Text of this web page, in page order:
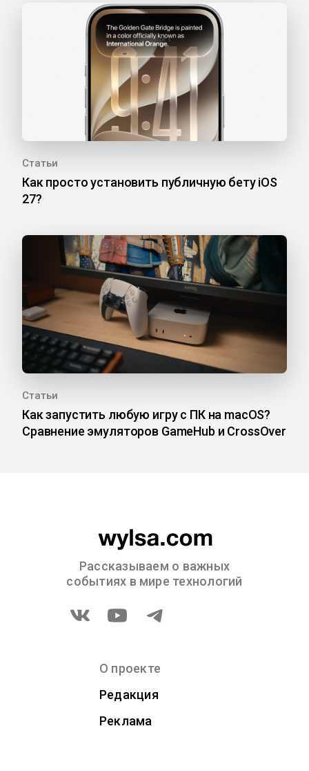
Статьи
Как просто установить публичную бету iOS
27?
Статьи
Как запустить любую игру с ПК на macOS?
Сравнение эмуляторов GameHub и CrossOver
Рассказываем о важных
событиях в мире технологий
О проекте
Редакция
Реклама